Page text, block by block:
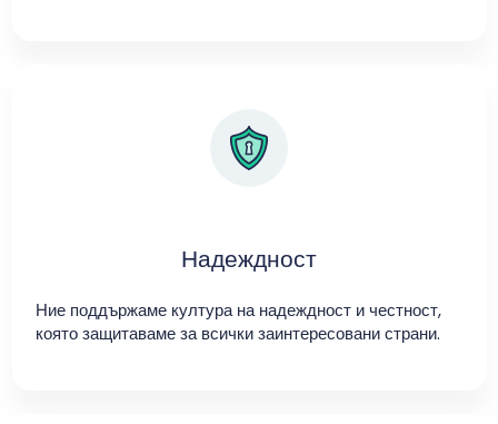
Надеждност
Ние поддържаме култура на надеждност и честност,
която защитаваме за всички заинтересовани страни.